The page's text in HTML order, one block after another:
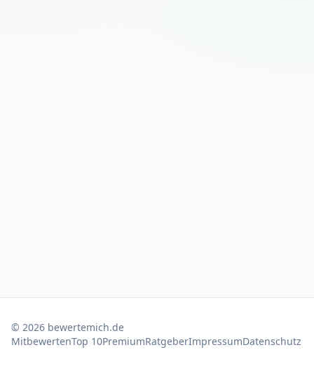
© 2026 bewertemich.de
MitbewertenTop 10PremiumRatgeberImpressumDatenschutz